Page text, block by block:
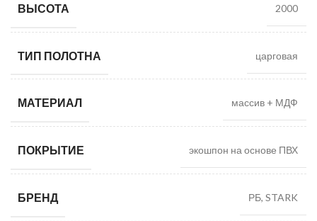
ВЫСОТА 2000
ТИП ПОЛОТНА царговая
МАТЕРИАЛ массив + МДФ
ПОКРЫТИЕ экошпон на основе ПВХ
БРЕНД РБ, STARK